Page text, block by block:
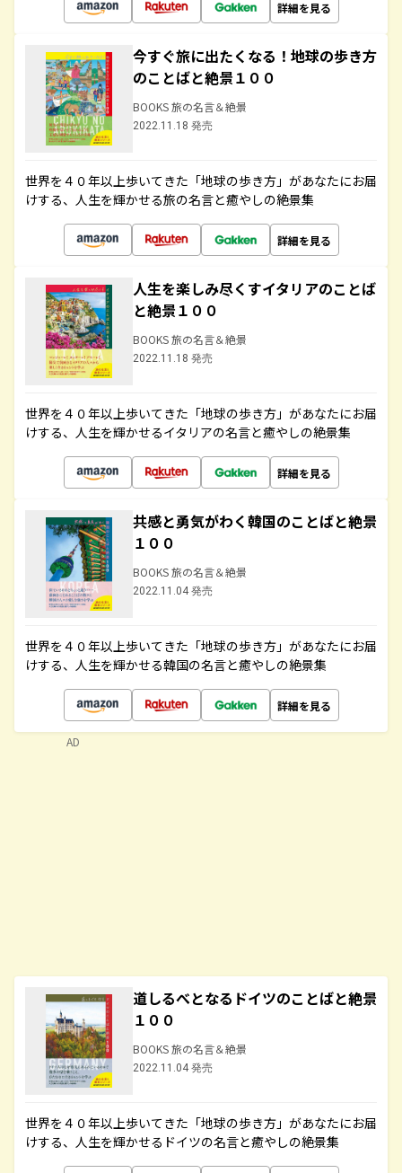
詳細を見る
今すぐ旅に出たくなる！地球の歩き方
のことばと絶景１００
BOOKS 旅の名言＆絶景
2022.11.18 発売
世界を４０年以上歩いてきた「地球の歩き方」があなたにお届
けする、人生を輝かせる旅の名言と癒やしの絶景集
詳細を見る
人生を楽しみ尽くすイタリアのことば
と絶景１００
BOOKS 旅の名言＆絶景
2022.11.18 発売
世界を４０年以上歩いてきた「地球の歩き方」があなたにお届
けする、人生を輝かせるイタリアの名言と癒やしの絶景集
詳細を見る
共感と勇気がわく韓国のことばと絶景
１００
BOOKS 旅の名言＆絶景
2022.11.04 発売
世界を４０年以上歩いてきた「地球の歩き方」があなたにお届
けする、人生を輝かせる韓国の名言と癒やしの絶景集
詳細を見る
道しるべとなるドイツのことばと絶景
１００
BOOKS 旅の名言＆絶景
2022.11.04 発売
世界を４０年以上歩いてきた「地球の歩き方」があなたにお届
けする、人生を輝かせるドイツの名言と癒やしの絶景集
AD